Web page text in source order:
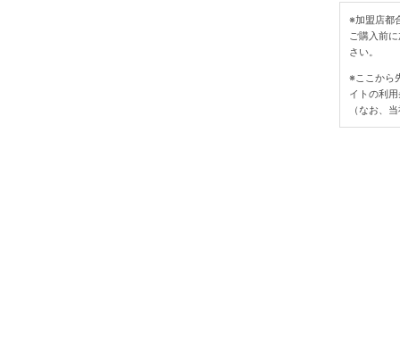
※加盟店都
ご購入前
さい。
※ここから
イトの利
（なお、